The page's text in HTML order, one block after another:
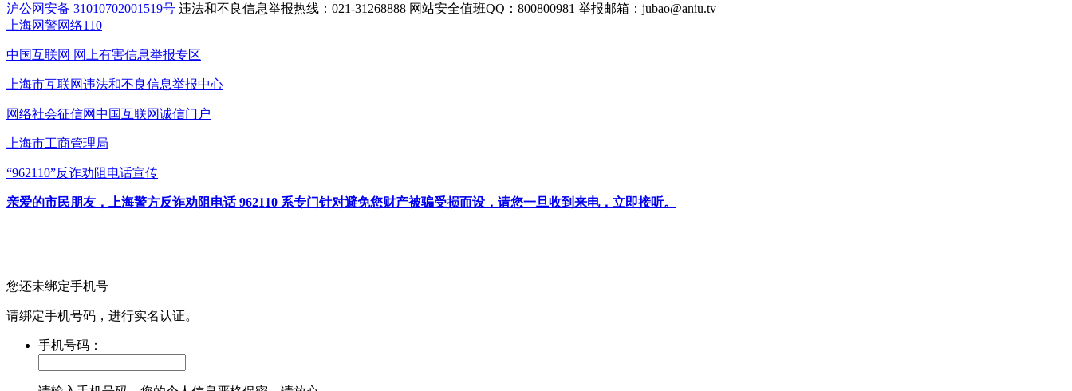
沪公网安备 31010702001519号 违法和不良信息举报热线：021-31268888 网站安全值班QQ：800800981 举报邮箱： jubao@aniu.tv
上海网警网络110
中国互联网 网上有害信息举报专区
上海市互联网违法和不良信息举报中心
网络社会征信网中国互联网诚信门户
上海市工商管理局
“962110”反诈劝阻电话宣传
亲爱的市民朋友，上海警方反诈劝阻电话 962110 系专门针对避免您财产被骗受损而设，请您一旦收到来电，立即接听。
您还未绑定手机号
请绑定手机号码，进行实名认证。
手机号码：